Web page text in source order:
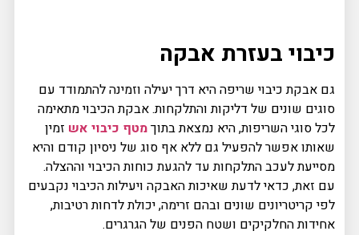
כיבוי בעזרת אבקה
גם אבקת כיבוי שריפה היא דרך יעילה וזמינה להתמודד עם
סוגים שונים של דליקות והתלקחות. אבקת הכיבוי מתאימה
לכל סוגי השריפות, היא נמצאת בתוךמטף כיבוי אש זמין
שאותו אפשר להפעיל גם ללא אף סוג של ניסיון קודם והיא
מסייעת לעכב התלקחות עד להגעת כוחות הכיבוי וההצלה.
עם זאת, כדאי לדעת שאיכות האבקה ויעילות הכיבוי נקבעים
לפי קריטריונים שונים ובהם זרימה, יכולת לדחות רטיבות,
אחידות החלקיקים ושטח הפנים של הגרגרים.